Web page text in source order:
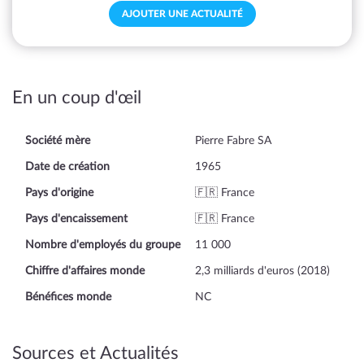
AJOUTER UNE ACTUALITÉ
En un coup d'œil
Société mère Pierre Fabre SA
Date de création 1965
Pays d'origine 🇫🇷 France
Pays d'encaissement 🇫🇷 France
Nombre d'employés du groupe 11 000
Chiffre d'affaires monde 2,3 milliards d'euros (2018)
Bénéfices monde NC
Sources et Actualités